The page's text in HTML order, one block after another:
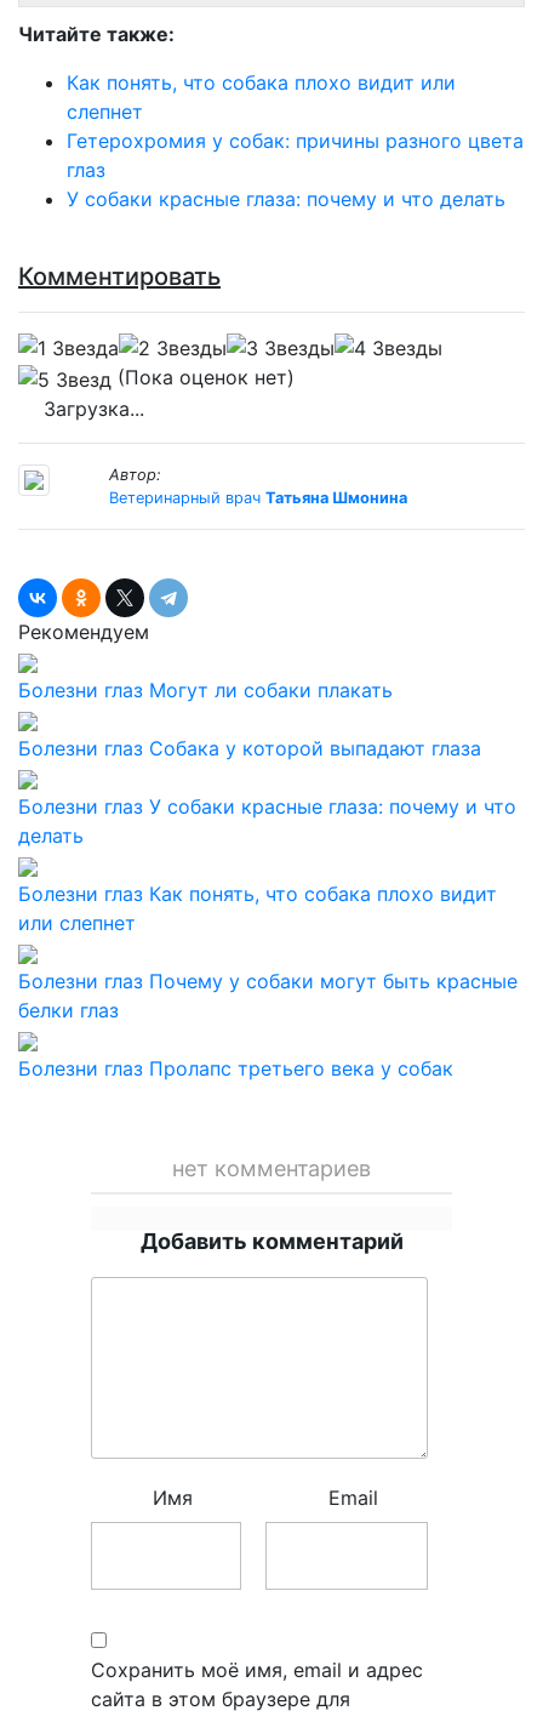
Читайте также:
Как понять, что собака плохо видит или
слепнет
Гетерохромия у собак: причины разного цвета
глаз
У собаки красные глаза: почему и что делать
Комментировать
(Пока оценок нет)
Загрузка...
Автор:
Ветеринарный врач Татьяна Шмонина
Рекомендуем
Болезни глаз Могут ли собаки плакать
Болезни глаз Собака у которой выпадают глаза
Болезни глаз У собаки красные глаза: почему и что
делать
Болезни глаз Как понять, что собака плохо видит
или слепнет
Болезни глаз Почему у собаки могут быть красные
белки глаз
Болезни глаз Пролапс третьего века у собак
нет комментариев
Добавить комментарий
Имя Email
Сохранить моё имя, email и адрес
сайта в этом браузере для